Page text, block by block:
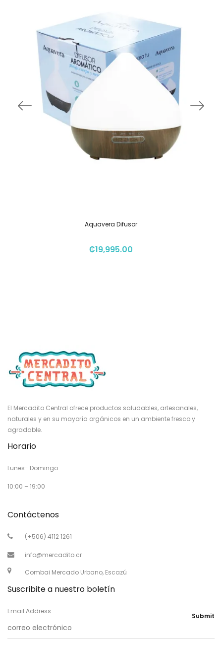
Aquavera Difusor
₡19,995.00
El Mercadito Central ofrece productos saludables, artesanales,
naturales y en su mayoría orgánicos en un ambiente fresco y
agradable.
Horario
Lunes- Domingo
10:00 – 19:00
Contáctenos
(+506) 4112 1261
info@mercadito.cr
Combai Mercado Urbano, Escazú
Suscribite a nuestro boletín
Email Address
Submit